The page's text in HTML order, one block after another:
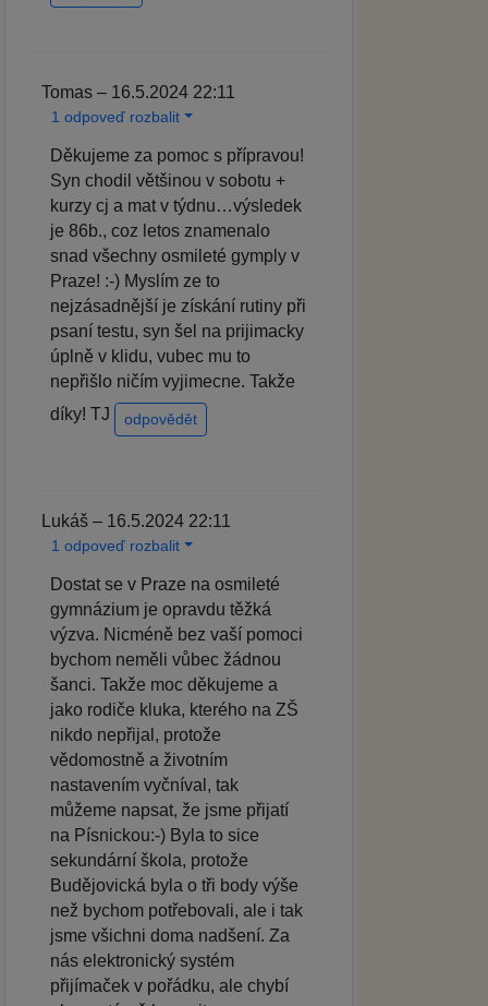
Tomas – 16.5.2024 22:11
1 odpoveď rozbalit
Děkujeme za pomoc s přípravou!
Syn chodil většinou v sobotu +
kurzy cj a mat v týdnu…výsledek
je 86b., coz letos znamenalo
snad všechny osmileté gymply v
Praze! :-) Myslím ze to
nejzásadnější je získání rutiny při
psaní testu, syn šel na prijimacky
úplně v klidu, vubec mu to
nepřišlo ničím vyjimecne. Takže
díky! TJ
odpovědět
Lukáš – 16.5.2024 22:11
1 odpoveď rozbalit
Dostat se v Praze na osmileté
gymnázium je opravdu těžká
výzva. Nicméně bez vaší pomoci
bychom neměli vůbec žádnou
šanci. Takže moc děkujeme a
jako rodiče kluka, kterého na ZŠ
nikdo nepřijal, protože
vědomostně a životním
nastavením vyčníval, tak
můžeme napsat, že jsme přijatí
na Písnickou:-) Byla to sice
sekundární škola, protože
Budějovická byla o tři body výše
než bychom potřebovali, ale i tak
jsme všichni doma nadšení. Za
nás elektronický systém
přijímaček v pořádku, ale chybí